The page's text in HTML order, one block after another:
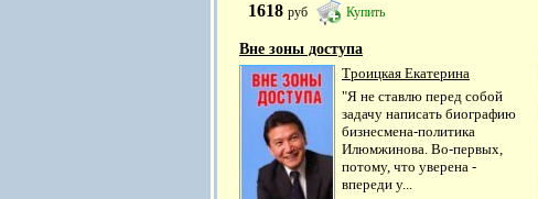
1618 руб Купить
Вне зоны доступа
Троицкая Екатерина
"Я не ставлю перед собой
задачу написать биографию
бизнесмена-политика
Илюмжинова. Во-первых,
потому, что уверена -
впереди у...